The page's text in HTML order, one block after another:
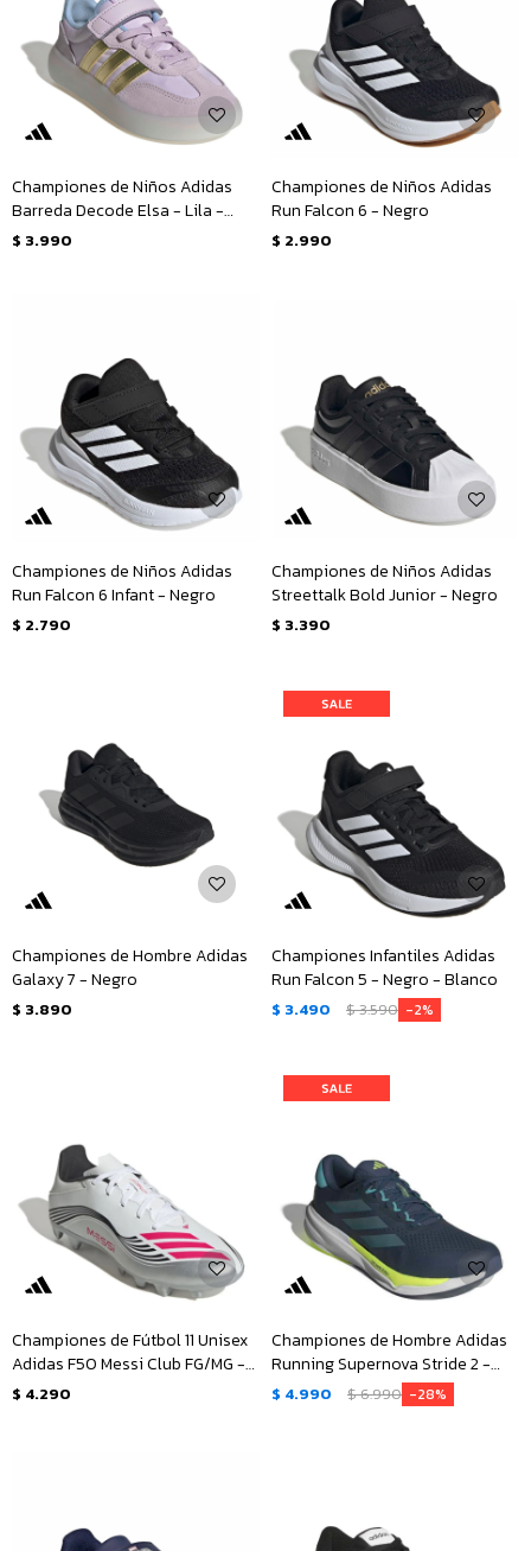
Championes de Niños Adidas
Barreda Decode Elsa - Lila -
Dorado
$ 3.990
Championes de Niños Adidas
Run Falcon 6 - Negro
$ 2.990
Championes de Niños Adidas
Run Falcon 6 Infant - Negro
$ 2.790
Championes de Niños Adidas
Streettalk Bold Junior - Negro
$ 3.390
Championes de Hombre Adidas
Galaxy 7 - Negro
$ 3.890
Championes Infantiles Adidas
Run Falcon 5 - Negro - Blanco
$ 3.490 $3.590 2
Championes de Fútbol 11 Unisex
Adidas F50 Messi Club FG/MG -
Blanco - Rojo - Negro -
$ 4.290
Championes de Hombre Adidas
Running Supernova Stride 2 -
Azul Petroleo - Verde Menta
$ 4.990 $6.990 28